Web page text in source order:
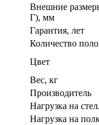
Внешние
Г), мм
Гарантия, лет
Количество
Цвет
Вес, кг
Производитель
Нагрузка на
Нагрузка на